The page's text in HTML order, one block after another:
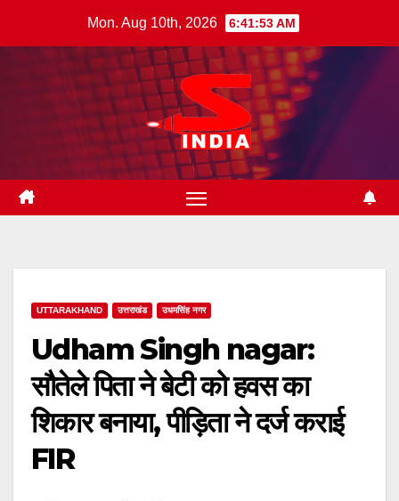
Mon. Aug 10th, 2026 6:41:54 AM
UTTARAKHAND उत्तराखंड उधमसिंह नगर
Udham Singh nagar:
सौतेले पिता ने बेटी को हवस का
शिकार बनाया, पीड़िता ने दर्ज कराई
FIR